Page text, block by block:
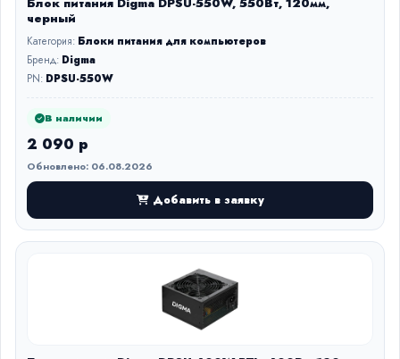
черный
Категория: Блоки питания для компьютеров
Бренд: Digma
PN: DPSU-550W
В наличии
2 090 р
Обновлено: 06.08.2026
Добавить в заявку